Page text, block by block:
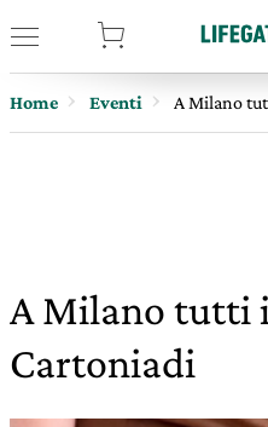
Home Eventi A Milano
A Milano tutti
Cartoniadi